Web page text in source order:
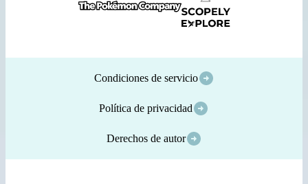
Condiciones de servicio
Política de privacidad
Derechos de autor